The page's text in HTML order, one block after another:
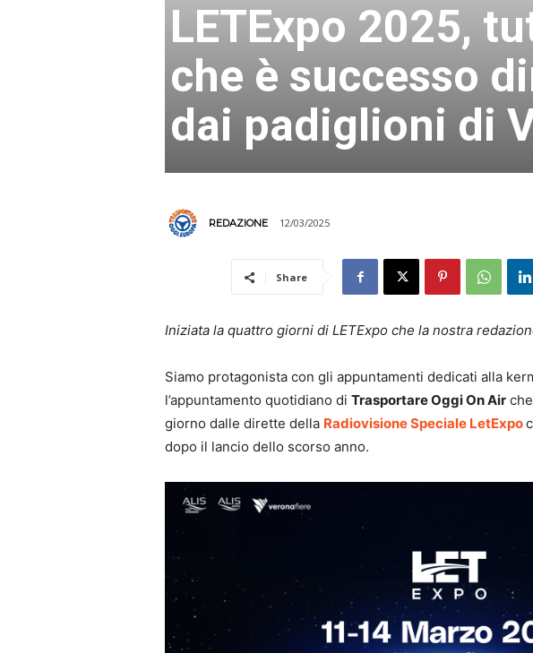
LETExpo 2025,
che è successo
dai padiglioni di
REDAZIONE 12/03/2025
Share
Iniziata la quattro giorni di LETExpo che la nostra
Siamo protagonista con gli appuntamenti dedicati alla
l’appuntamento quotidiano di Trasportare Oggi On Air
giorno dalle dirette della Radiovisione Speciale LetExpo
dopo il lancio dello scorso anno.